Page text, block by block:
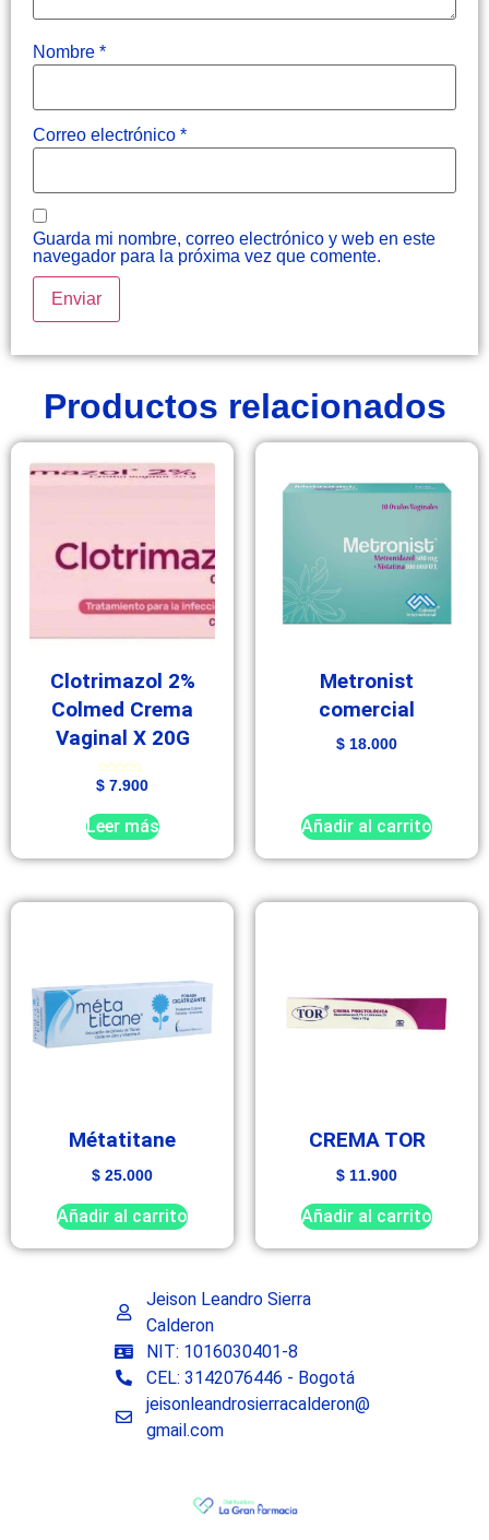
Nombre *
Correo electrónico *
Guarda mi nombre, correo electrónico y web en este
navegador para la próxima vez que comente.
Productos relacionados
Clotrimazol 2%
Colmed Crema
Vaginal X 20G
Valorado
con
$ 7.900
Leer más
Metronist
comercial
$ 18.000
Añadir al carrito
Métatitane
$ 25.000
Añadir al carrito
CREMA TOR
$ 11.900
Añadir al carrito
Jeison Leandro Sierra
Calderon
NIT: 1016030401-8
CEL: 3142076446 - Bogotá
jeisonleandrosierracalderon@
gmail.com